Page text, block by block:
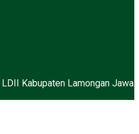
Kabupaten Lamongan Jawa